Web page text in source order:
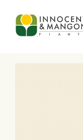
Skip to main content